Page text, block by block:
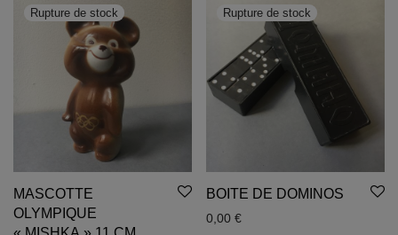
MASCOTTE
OLYMPIQUE
BOITE DE DOMINOS
0,00 €